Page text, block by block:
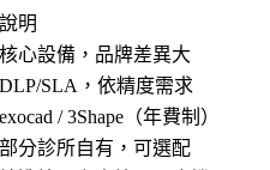
說明
核心設備，品牌差異大
DLP/SLA，依精度需求
exocad / 3Shape（年費制）
部分診所自有，可選配